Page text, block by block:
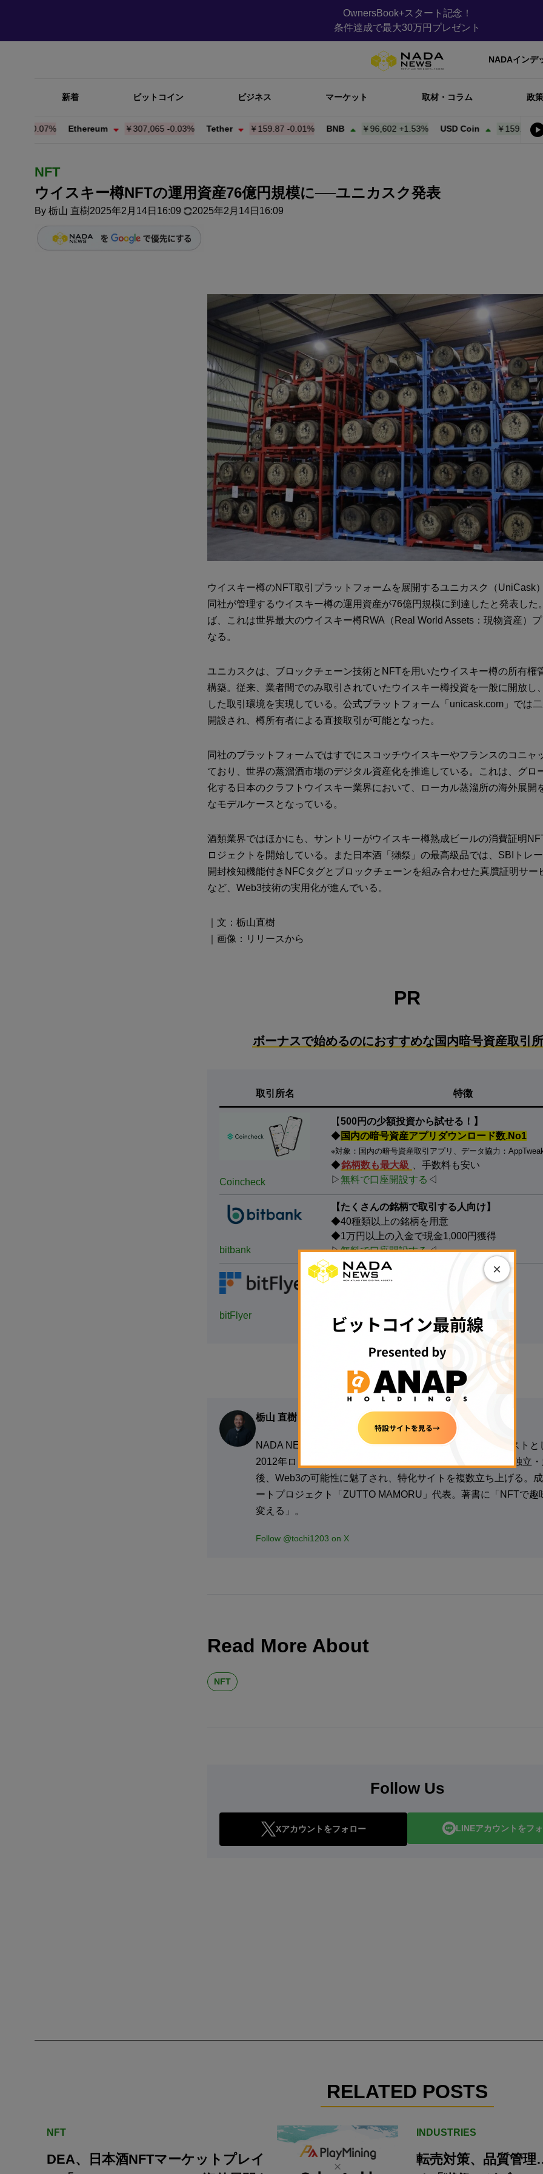
OwnersBook+スタート記念！
条件達成で最大30万円プレゼント
NADAインデ
新着 ビットコイン ビジネス マーケット 取材・コラム 政
Ethereum ￥307,073-0.03% Tether ￥159.87-0.01% BNB ￥96,608+1.53% USD Coin ￥159.97+0.00%
NFT
ウイスキー樽NFTの運用資産76億円規模に──ユニカスク発表
By 栃山 直樹2025年2月14日16:09 2025年2月14日16:09
ウイスキー樽のNFT取引プラットフォームを展開するユニカスク（UniCask
同社が管理するウイスキー樽の運用資産が76億円規模に到達したと発表した
ば、これは世界最大のウイスキー樽RWA（Real World Assets：現物資産）
なる。
ユニカスクは、ブロックチェーン技術とNFTを用いたウイスキー樽の所有権
構築。従来、業者間でのみ取引されていたウイスキー樽投資を一般に開放し
した取引環境を実現している。公式プラットフォーム「unicask.com」では
開設され、樽所有者による直接取引が可能となった。
同社のプラットフォームではすでにスコッチウイスキーやフランスのコニャ
ており、世界の蒸溜酒市場のデジタル資産化を推進している。これは、グロ
化する日本のクラフトウイスキー業界において、ローカル蒸溜所の海外展開
なモデルケースとなっている。
酒類業界ではほかにも、サントリーがウイスキー樽熟成ビールの消費証明
ロジェクトを開始している。また日本酒「獺祭」の最高級品では、SBIトレ
開封検知機能付きNFCタグとブロックチェーンを組み合わせた真贋証明サー
など、Web3技術の実用化が進んでいる。
｜文：栃山直樹
｜画像：リリースから
PR
ボーナスで始めるのにおすすめな国内暗号資産取引
取引所名 特徴
Coincheck
【500円の少額投資から試せる！】
◆国内の暗号資産アプリダウンロード数.No1
※対象：国内の暗号資産取引アプリ、データ協力：
◆銘柄数も最大級
、手数料も安い
▷無料で口座開設する ◁
bitbank
【たくさんの銘柄で取引する人向け】
◆40種類以上の銘柄を用意
◆1万円以上の入金で現金1,000円獲得
▷無料で口座開設する◁
bitFlyer
【 初心者にもおすすめ】
▷ 無料で口座開設する ◁
栃山 直樹
NADA NEWS記者：全国紙で15年間、スポーツジャーナリストと
2012年ロンドン五輪取材やプロ野球担当を経て、2020年に独立
後、Web3の可能性に魅了され、特化サイトを複数立ち上げる。
ートプロジェクト「ZUTTO MAMORU」代表。著書に「NFTで趣
変える」。
Follow @tochi1203 on X
Read More About
NFT
Follow Us
Xアカウントをフォロー LINEアカウントをフ
RELATED POSTS
NFT
DEA、日本酒NFTマーケットプレイ
INDUSTRIES
転売対策、品質管
×